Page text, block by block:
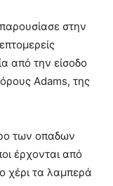
στην
από την είσοδο
Adams, της
των οπαδων
έρχονται από
χέρι τα λαμπερά